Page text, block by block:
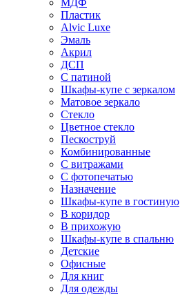
МДФ
Пластик
Alvic Luxe
Эмаль
Акрил
ДСП
С патиной
Шкафы-купе с зеркалом
Матовое зеркало
Стекло
Цветное стекло
Пескоструй
Комбинированные
С витражами
С фотопечатью
Назначение
Шкафы-купе в гостиную
В коридор
В прихожую
Шкафы-купе в спальню
Детские
Офисные
Для книг
Для одежды